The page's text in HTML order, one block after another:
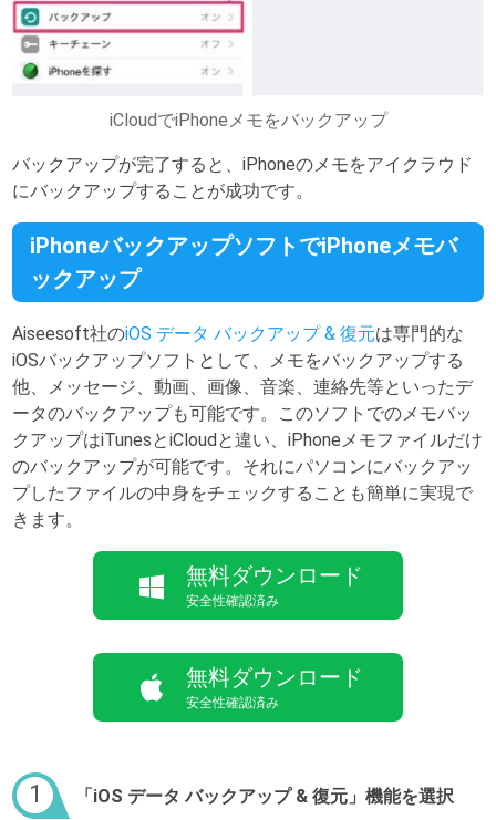
iCloudでiPhoneメモをバックアップ
バックアップが完了すると、iPhoneのメモをアイクラウド
にバックアップすることが成功です。
iPhoneバックアップソフトでiPhoneメモバ
ックアップ
Aiseesoft社のiOS データ バックアップ & 復元は専門的な
iOSバックアップソフトとして、メモをバックアップする
他、メッセージ、動画、画像、音楽、連絡先等といったデ
ータのバックアップも可能です。このソフトでのメモバッ
クアップはiTunesとiCloudと違い、iPhoneメモファイルだけ
のバックアップが可能です。それにパソコンにバックアッ
プしたファイルの中身をチェックすることも簡単に実現で
きます。
無料ダウンロード
安全性確認済み
無料ダウンロード
安全性確認済み
1 「iOS データ バックアップ & 復元」機能を選択